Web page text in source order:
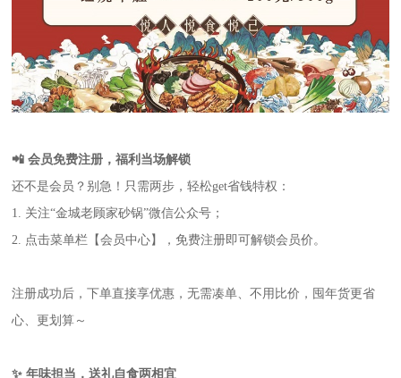
📲 会员免费注册，福利当场解锁
还不是会员？别急！只需两步，轻松get省钱特权：
1. 关注“金城老顾家砂锅”微信公众号；
2. 点击菜单栏【会员中心】，免费注册即可解锁会员价。
注册成功后，下单直接享优惠，无需凑单、不用比价，囤年货更省
心、更划算～
✨ 年味担当，送礼自食两相宜